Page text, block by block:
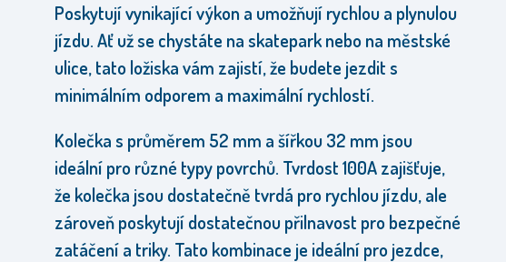
Poskytují vynikající výkon a umožňují rychlou a plynulou
jízdu. Ať už se chystáte na skatepark nebo na městské
ulice, tato ložiska vám zajistí, že budete jezdit s
minimálním odporem a maximální rychlostí.
Kolečka s průměrem 52 mm a šířkou 32 mm jsou
ideální pro různé typy povrchů. Tvrdost 100A zajišťuje,
že kolečka jsou dostatečně tvrdá pro rychlou jízdu, ale
zároveň poskytují dostatečnou přilnavost pro bezpečné
zatáčení a triky. Tato kombinace je ideální pro jezdce,